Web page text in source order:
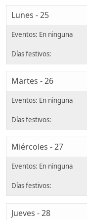
Lunes - 25
Martes - 26
Miércoles - 27
Jueves - 28